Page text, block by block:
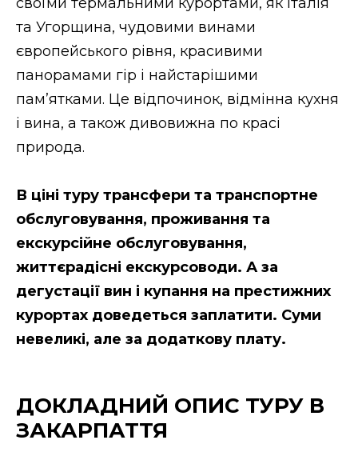
та Угорщина, чудовими винами
європейського рівня, красивими
панорамами гір і найстарішими
пам’ятками. Це відпочинок, відмінна кухня
і вина, а також дивовижна по красі
природа.
В ціні туру трансфери та транспортне
обслуговування, проживання та
екскурсійне обслуговування,
життєрадісні екскурсоводи. А за
дегустації вин і купання на престижних
курортах доведеться заплатити. Суми
невеликі, але за додаткову плату.
ДОКЛАДНИЙ ОПИС ТУРУ В
ЗАКАРПАТТЯ